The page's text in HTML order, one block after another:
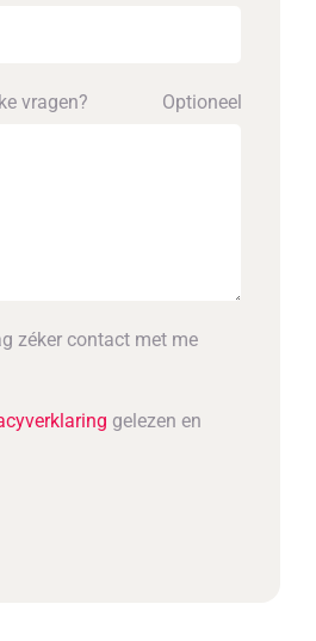
vragen? Optioneel
zéker contact met me
gelezen en